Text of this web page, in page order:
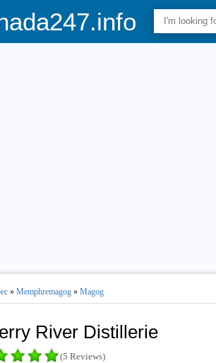
» Memphremagog» Magog
River Distillerie
(5 Reviews)